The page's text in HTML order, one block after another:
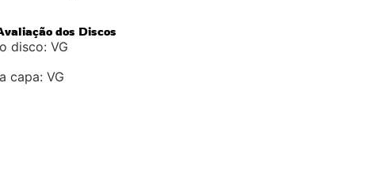
dos Discos
disco: VG
capa: VG